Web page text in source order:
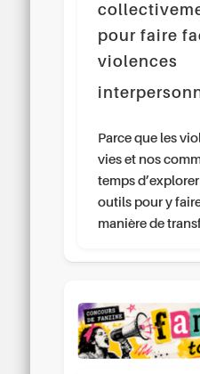
pour faire
violences
Parce que les
vies et nos
temps
outils pour y
manière de